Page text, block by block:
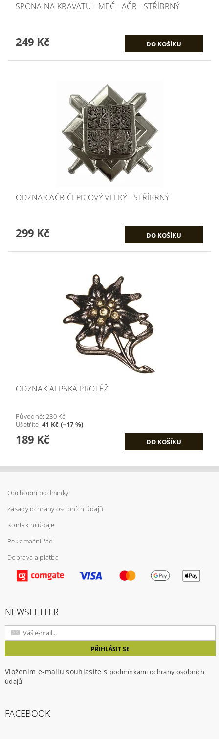
SPONA NA KRAVATU - MEČ - AČR - STŘÍBRNÝ
249 Kč
ODZNAK AČR ČEPICOVÝ VELKÝ - STŘÍBRNÝ
299 Kč
ODZNAK ALPSKÁ PROTĚŽ
Původně: 230 Kč
Ušetříte:41 Kč (–17 %)
189 Kč
Obchodní podmínky
Zásady ochrany osobních údajů
Kontaktní údaje
Reklamační řád
Doprava a platba
NEWSLETTER
Vložením e-mailu souhlasíte s podmínkami ochrany osobních
údajů
FACEBOOK